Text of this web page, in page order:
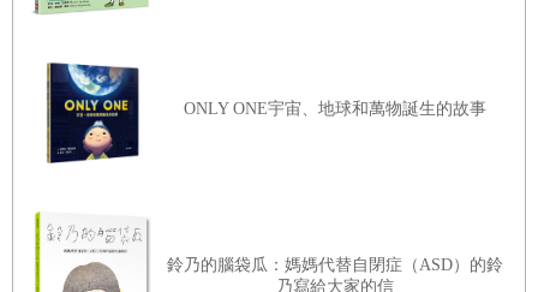
ONLY ONE宇宙、地球和萬物誕生的故事
鈴乃的腦袋瓜：媽媽代替自閉症（ASD）的鈴
乃寫給大家的信